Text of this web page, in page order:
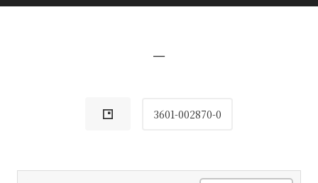
−
3601-002870-0